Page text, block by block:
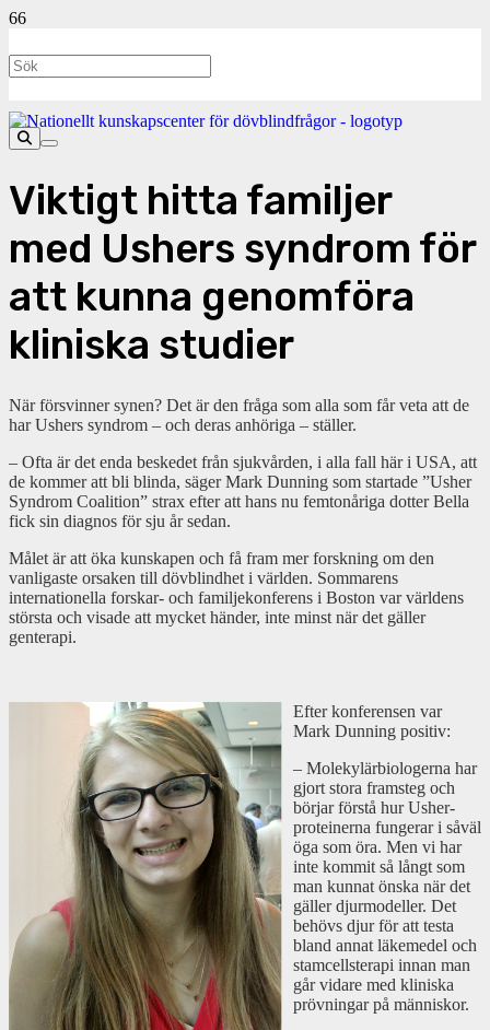
Viktigt hitta familjer
med Ushers syndrom för
att kunna genomföra
kliniska studier
När försvinner synen? Det är den fråga som alla som får veta att de
har Ushers syndrom – och deras anhöriga – ställer.
– Ofta är det enda beskedet från sjukvården, i alla fall här i USA, att
de kommer att bli blinda, säger Mark Dunning som startade ”Usher
Syndrom Coalition” strax efter att hans nu femtonåriga dotter Bella
fick sin diagnos för sju år sedan.
Målet är att öka kunskapen och få fram mer forskning om den
vanligaste orsaken till dövblindhet i världen. Sommarens
internationella forskar- och familjekonferens i Boston var världens
största och visade att mycket händer, inte minst när det gäller
genterapi.
Efter konferensen var
Mark Dunning positiv:
– Molekylärbiologerna har
gjort stora framsteg och
börjar förstå hur Usher-
proteinerna fungerar i såväl
öga som öra. Men vi har
inte kommit så långt som
man kunnat önska när det
gäller djurmodeller. Det
behövs djur för att testa
bland annat läkemedel och
stamcellsterapi innan man
går vidare med kliniska
prövningar på människor.